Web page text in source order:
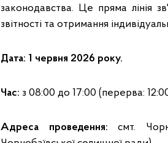
законодавства. Це пряма лінія
звітності та отримання
Дата: 1 червня 2026 року.
Час: з 08:00 до 17:00 (перерва:
Адреса проведення: смт.